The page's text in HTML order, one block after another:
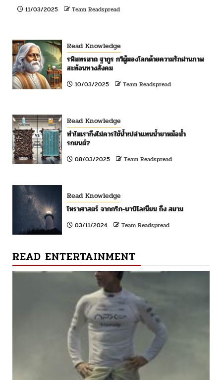
11/03/2025 Team Readspread
Read Knowledge
รพินทรนาถ ฐากูร กวีผู้มองโลกด้วยความรักผ่านภาพ
สะท้อนทางสังคม
10/03/2025 Team Readspread
Read Knowledge
ทำไมเราถึงไม่ควรใช้น้ำเปล่าแทนน้ำยาหม้อน้ำ
รถยนต์?
08/03/2025 Team Readspread
Read Knowledge
โหราศาสตร์ จากกรีก-บาบิโลเนียน ถึง สยาม
03/11/2024 Team Readspread
READ ENTERTAINMENT